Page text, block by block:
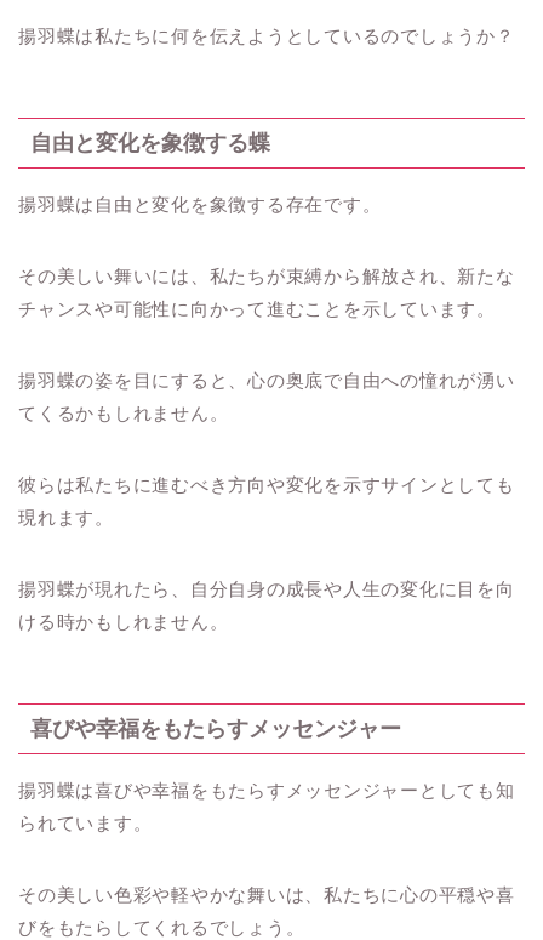
揚羽蝶は私たちに何を伝えようとしているのでしょうか？
自由と変化を象徴する蝶
揚羽蝶は自由と変化を象徴する存在です。
その美しい舞いには、私たちが束縛から解放され、新たな
チャンスや可能性に向かって進むことを示しています。
揚羽蝶の姿を目にすると、心の奥底で自由への憧れが湧い
てくるかもしれません。
彼らは私たちに進むべき方向や変化を示すサインとしても
現れます。
揚羽蝶が現れたら、自分自身の成長や人生の変化に目を向
ける時かもしれません。
喜びや幸福をもたらすメッセンジャー
揚羽蝶は喜びや幸福をもたらすメッセンジャーとしても知
られています。
その美しい色彩や軽やかな舞いは、私たちに心の平穏や喜
びをもたらしてくれるでしょう。